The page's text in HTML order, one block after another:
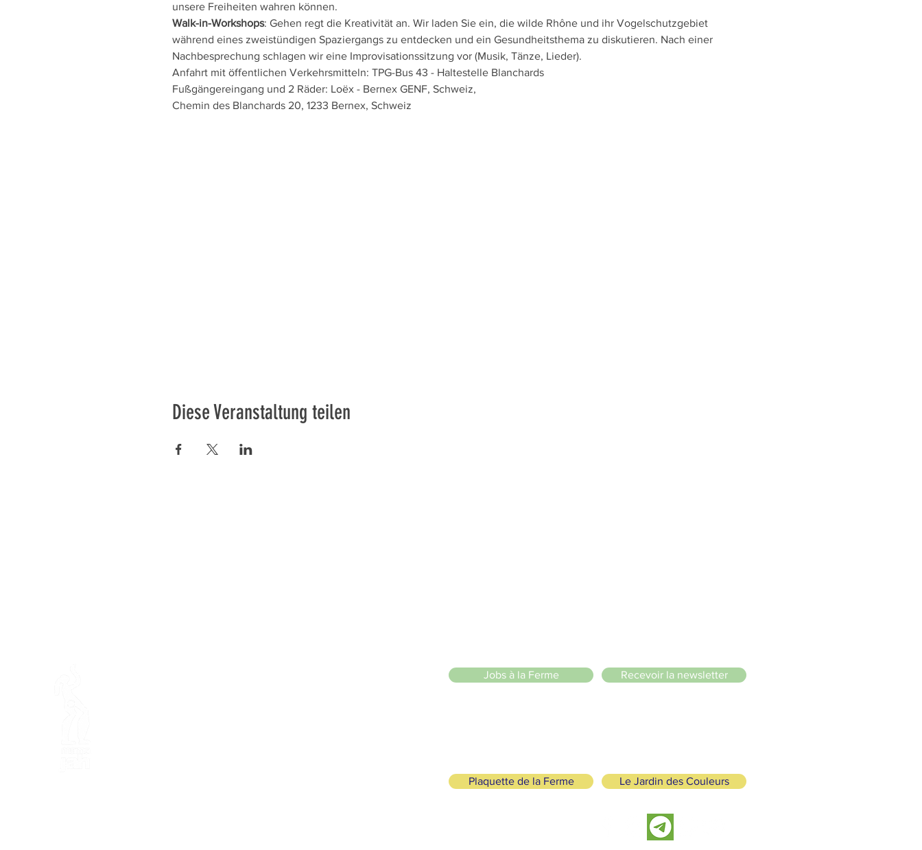
unsere Freiheiten wahren können.
Walk-in-Workshops: Gehen regt die Kreativität an. Wir laden Sie ein, die wilde Rhône und ihr Vogelschutzgebiet
während eines zweistündigen Spaziergangs zu entdecken und ein Gesundheitsthema zu diskutieren. Nach einer
Nachbesprechung schlagen wir eine Improvisationssitzung vor (Musik, Tänze, Lieder).
Anfahrt mit öffentlichen Verkehrsmitteln: TPG-Bus 43 - Haltestelle Blanchards
Fußgängereingang und 2 Räder: Loëx - Bernex GENF, Schweiz,
Chemin des Blanchards 20, 1233 Bernex, Schweiz
Diese Veranstaltung teilen
Jobs à la Ferme Recevoir la newsletter
Plaquette de la Ferme Le Jardin des Couleurs